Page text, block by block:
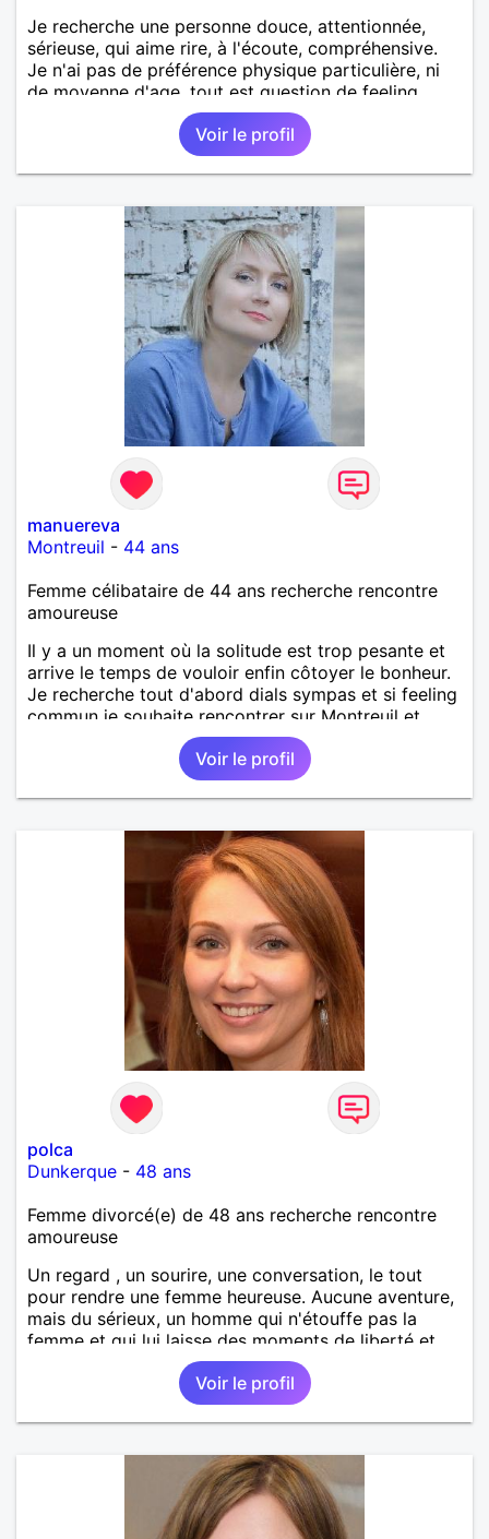
Je recherche une personne douce, attentionnée,
sérieuse, qui aime rire, à l'écoute, compréhensive.
Je n'ai pas de préférence physique particulière, ni
de moyenne d'age, tout est question de feeling.
Voir le profil
manuereva
Montreuil - 44 ans
Femme célibataire de 44 ans recherche rencontre
amoureuse
Il y a un moment où la solitude est trop pesante et
arrive le temps de vouloir enfin côtoyer le bonheur.
Je recherche tout d'abord dials sympas et si feeling
commun je souhaite rencontrer sur Montreuil et
secteur alentours, pourquoi pas.
Voir le profil
polca
Dunkerque - 48 ans
Femme divorcé(e) de 48 ans recherche rencontre
amoureuse
Un regard , un sourire, une conversation, le tout
pour rendre une femme heureuse. Aucune aventure,
mais du sérieux, un homme qui n'étouffe pas la
femme et qui lui laisse des moments de liberté et
Voir le profil